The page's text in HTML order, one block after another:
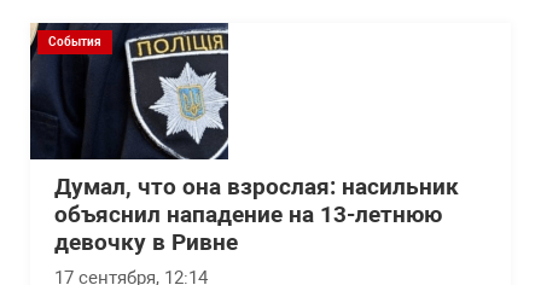
События
Думал, что она взрослая: насильник
объяснил нападение на 13-летнюю
девочку в Ривне
17 сентября, 12:14